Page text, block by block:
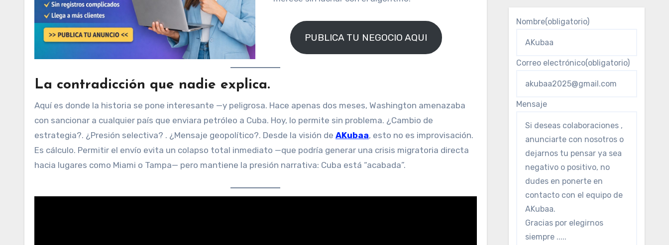
PUBLICA TU NEGOCIO AQUI
La contradicción que nadie explica.
Aquí es donde la historia se pone interesante —y peligrosa. Hace apenas dos meses, Washington amenazaba
con sancionar a cualquier país que enviara petróleo a Cuba. Hoy, lo permite sin problema. ¿Cambio de
estrategia?. ¿Presión selectiva? . ¿Mensaje geopolítico?. Desde la visión de AKubaa, esto no es improvisación.
Es cálculo. Permitir el envío evita un colapso total inmediato —que podría generar una crisis migratoria directa
hacia lugares como Miami o Tampa— pero mantiene la presión narrativa: Cuba está “acabada”.
Nombre(obligatorio)
Correo electrónico(obligatorio)
Mensaje